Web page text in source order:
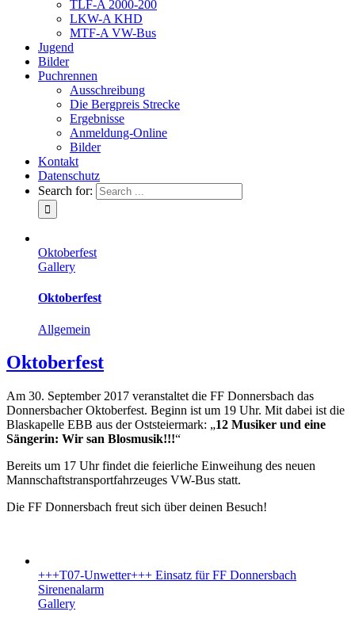
TLF-A 2000-200
LKW-A KHD
MTF-A VW-Bus
Jugend
Bilder
Puchrennen
Ausschreibung
Die Bergpreis Strecke
Ergebnisse
Anmeldung-Online
Bilder
Kontakt
Datenschutz
Search for:
Oktoberfest
Gallery
Oktoberfest
Allgemein
Oktoberfest
Am 30. September 2017 veranstaltet die FF Donnersbach das
Donnersbacher Oktoberfest. Beginn ist um 19 Uhr. Mit dabei ist die
Blaskapelle EBB aus der Oststeiermark: „12 Musiker und eine
Sängerin: Wir san Blosmusik!!!“
Bereits um 17 Uhr findet die feierliche Einweihung des neuen
Mannschaftstransportfahrzeuges VW-Bus statt.
Die FF Donnersbach freut sich über deinen Besuch!
+++T07-Unwetter+++ Einsatz für FF Donnersbach
Sirenenalarm
Gallery